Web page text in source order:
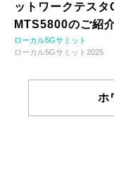
ットワークテス
MTS5800のご紹
ローカル5Gサミット
ローカル5Gサミット2025
ホ